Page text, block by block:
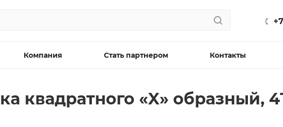
Компания Стать партнером Контакты
квадратного «X» образный,